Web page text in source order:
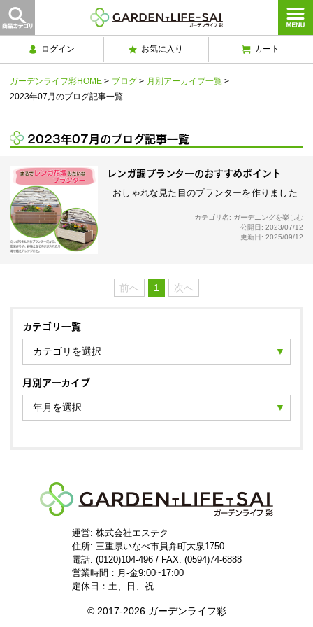
ログイン お気に入り カート
ガーデンライフ彩HOME > ブログ > 月別アーカイブ一覧 >
2023年07月のブログ記事一覧
2023年07月のブログ記事一覧
レンガ調プランターのおすすめポイント
おしゃれな見た目のプランターを作りました
...
カテゴリ名: ガーデニングを楽しむ
公開日: 2023/07/12
更新日: 2025/09/12
前へ 1 次へ
カテゴリ一覧
カテゴリを選択
月別アーカイブ
年月を選択
運営: 株式会社エステク
住所: 三重県いなべ市員弁町大泉1750
電話: (0120)104-496 / FAX: (0594)74-6888
営業時間：月-金9:00~17:00
定休日：土、日、祝
© 2017-2026 ガーデンライフ彩